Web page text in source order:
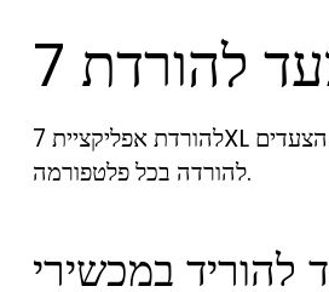
להורדת אפליקציית 7XL ישנן מספר אפשרויות, בהתאם למכשיר שבו אתם משתמשים. במדריך זה נציג את הצעדים
להורדה בכל פלטפורמה.